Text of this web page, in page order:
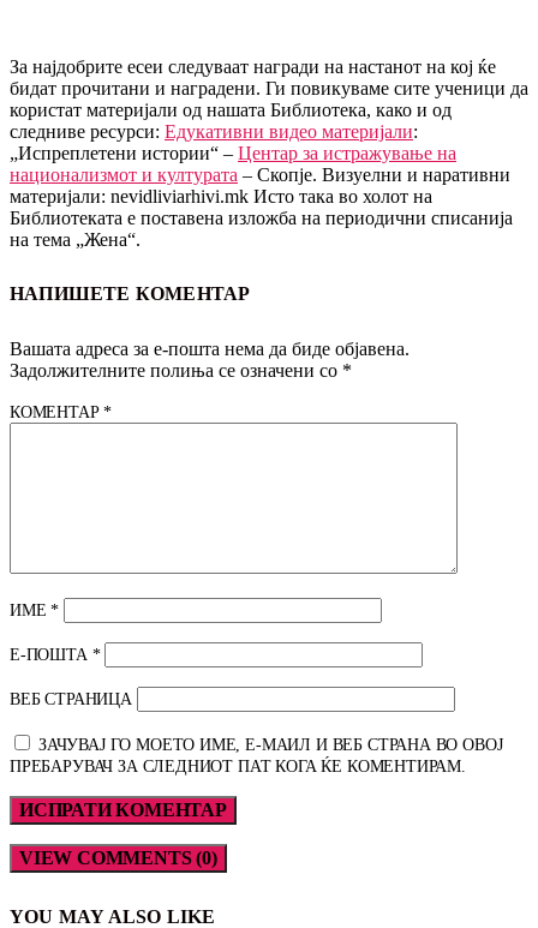
За најдобрите есеи следуваат награди на настанот на кој ќе
бидат прочитани и наградени. Ги повикуваме сите ученици да
користат материјали од нашата Библиотека, како и од
следниве ресурси: Едукативни видео материјали:
„Испреплетени истории“ – Центар за истражување на
национализмот и културата – Скопје. Визуелни и наративни
материјали: nevidliviarhivi.mk Исто така во холот на
Библиотеката е поставена изложба на периодични списанија
на тема „Жена“.
НАПИШЕТЕ КОМЕНТАР
Вашата адреса за е-пошта нема да биде објавена.
Задолжителните полиња се означени со *
КОМЕНТАР*
ИМЕ*
Е-ПОШТА *
ВЕБ СТРАНИЦА
ЗАЧУВАЈ ГО МОЕТО ИМЕ, Е-МАИЛ И ВЕБ СТРАНА ВО ОВОЈ
ПРЕБАРУВАЧ ЗА СЛЕДНИОТ ПАТ КОГА ЌЕ КОМЕНТИРАМ.
VIEW COMMENTS (0)
YOU MAY ALSO LIKE